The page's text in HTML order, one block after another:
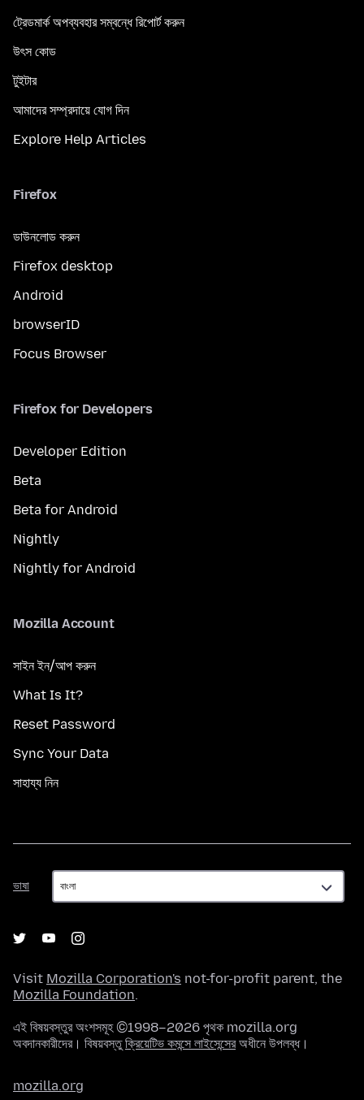
ট্রেডমার্ক অপব্যবহার সম্বন্ধে রিপোর্ট করুন
উৎস কোড
টুইটার
আমাদের সম্প্রদায়ে যোগ দিন
Explore Help Articles
Firefox
ডাউনলোড করুন
Firefox desktop
Android
browserID
Focus Browser
Firefox for Developers
Developer Edition
Beta
Beta for Android
Nightly
Nightly for Android
Mozilla Account
সাইন ইন/আপ করুন
What Is It?
Reset Password
Sync Your Data
সাহায্য নিন
ভাষা
ভাষা
Visit Mozilla Corporation's not-for-profit parent, the
Mozilla Foundation.
এই বিষয়বস্তুর অংশসমূহ ©1998–2026 পৃথক mozilla.org
অবদানকারীদের। বিষয়বস্তুক্রিয়েটিভ কমন্সে লাইসেন্সেরঅধীনে উপলব্ধ।
mozilla.org